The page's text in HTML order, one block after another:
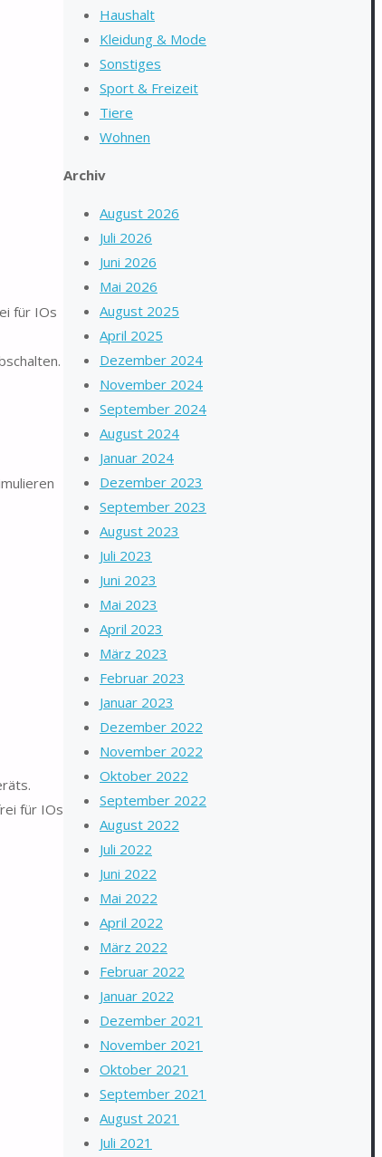
für IOs
für IOs
Haushalt
Kleidung & Mode
Sonstiges
Sport & Freizeit
Tiere
Wohnen
Archiv
August 2026
Juli 2026
Juni 2026
Mai 2026
August 2025
April 2025
Dezember 2024
November 2024
September 2024
August 2024
Januar 2024
Dezember 2023
September 2023
August 2023
Juli 2023
Juni 2023
Mai 2023
April 2023
März 2023
Februar 2023
Januar 2023
Dezember 2022
November 2022
Oktober 2022
September 2022
August 2022
Juli 2022
Juni 2022
Mai 2022
April 2022
März 2022
Februar 2022
Januar 2022
Dezember 2021
November 2021
Oktober 2021
September 2021
August 2021
Juli 2021